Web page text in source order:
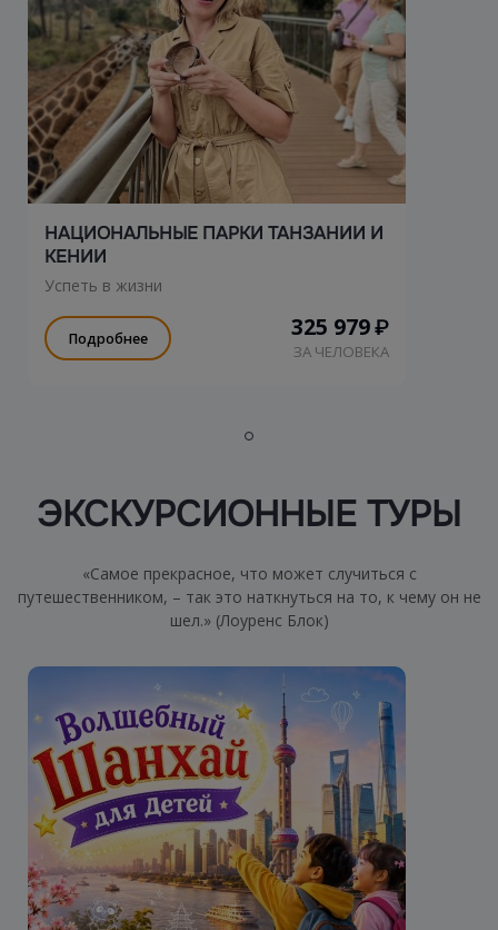
НАЦИОНАЛЬНЫЕ ПАРКИ ТАНЗАНИИ И
КЕНИИ
Успеть в жизни
Подробнее 325 979₽
ЗА ЧЕЛОВЕКА
ЭКСКУРСИОННЫЕ ТУРЫ
«Самое прекрасное, что может случиться с
путешественником, – так это наткнуться на то, к чему он не
шел.» (Лоуренс Блок)